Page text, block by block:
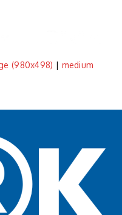
(980x498) | medium